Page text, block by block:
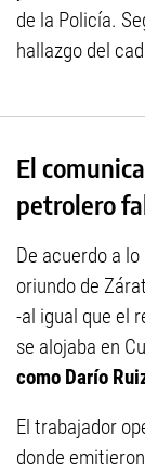
de la Policía.
hallazgo del
El
petrolero
De acuerdo a
oriundo de
-al igual que el
se alojaba en
como Darío
El trabajador
donde